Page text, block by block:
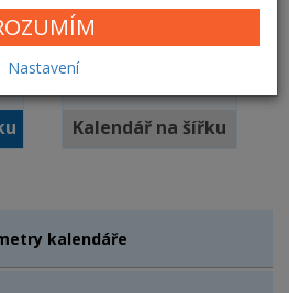
Nastavení
Kalendář na šířku
kalendáře